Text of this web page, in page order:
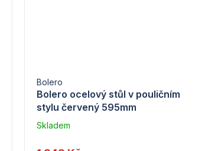
Bolero ocelový stůl v pouličním
stylu červený 595mm
Bolero
Skladem
dodavatele